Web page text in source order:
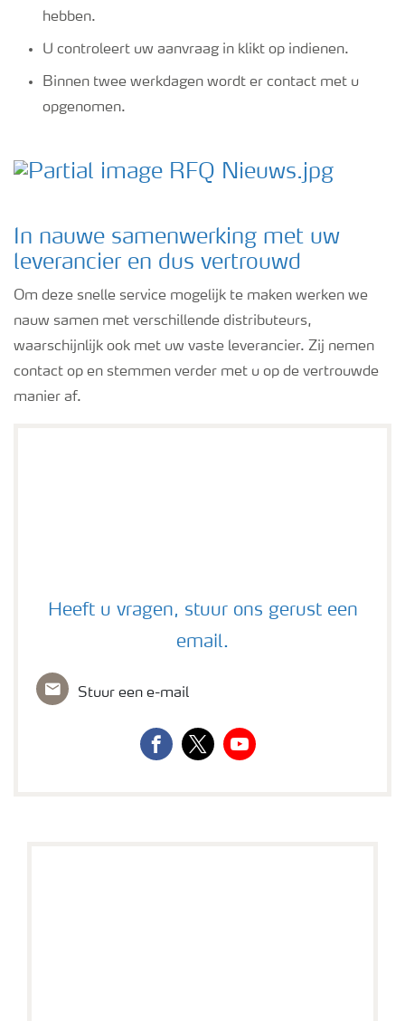
hebben.
U controleert uw aanvraag in klikt op indienen.
Binnen twee werkdagen wordt er contact met u
opgenomen.
In nauwe samenwerking met uw
leverancier en dus vertrouwd
Om deze snelle service mogelijk te maken werken we
nauw samen met verschillende distributeurs,
waarschijnlijk ook met uw vaste leverancier. Zij nemen
contact op en stemmen verder met u op de vertrouwde
manier af.
Heeft u vragen, stuur ons gerust een
email.
Stuur een e-mail
facebooktwitteryoutube